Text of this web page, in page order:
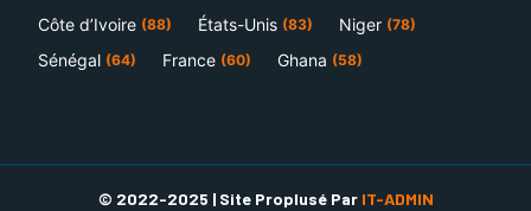
Côte d’Ivoire (88) États-Unis (83) Niger (78)
Sénégal (64) France (60) Ghana (58)
© 2022-2025 | Site Proplusé Par IT-ADMIN